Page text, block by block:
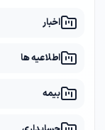
اخبار
اطلاعیه ها
بیمه